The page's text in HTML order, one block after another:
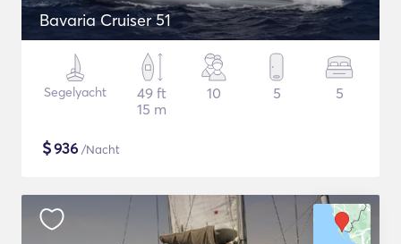
Bavaria Cruiser 51
Segelyacht
49 ft
15 m
10 5 5
$936 /Nacht